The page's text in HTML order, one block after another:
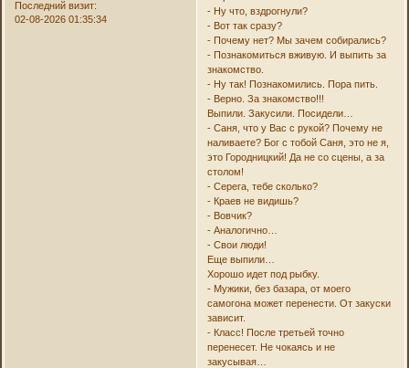
Последний визит:
02-08-2026 01:35:34
- Ну что, вздрогнули?
- Вот так сразу?
- Почему нет? Мы зачем собирались?
- Познакомиться вживую. И выпить за
знакомство.
- Ну так! Познакомились. Пора пить.
- Верно. За знакомство!!!
Выпили. Закусили. Посидели…
- Саня, что у Вас с рукой? Почему не
наливаете? Бог с тобой Саня, это не я,
это Городницкий! Да не со сцены, а за
столом!
- Серега, тебе сколько?
- Краев не видишь?
- Вовчик?
- Аналогично…
- Свои люди!
Еще выпили…
Хорошо идет под рыбку.
- Мужики, без базара, от моего
самогона может перенести. От закуски
зависит.
- Класс! После третьей точно
перенесет. Не чокаясь и не
закусывая…